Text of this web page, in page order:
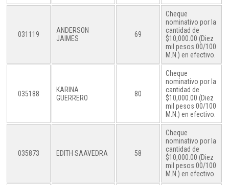
031119
ANDERSON
JAIMES
69
Cheque
nominativo por la
cantidad de
$10,000.00 (Diez
mil pesos 00/100
M.N.) en efectivo.
035188
KARINA
GUERRERO
80
Cheque
nominativo por la
cantidad de
$10,000.00 (Diez
mil pesos 00/100
M.N.) en efectivo.
035873 EDITH SAAVEDRA 58
Cheque
nominativo por la
cantidad de
$10,000.00 (Diez
mil pesos 00/100
M.N.) en efectivo.